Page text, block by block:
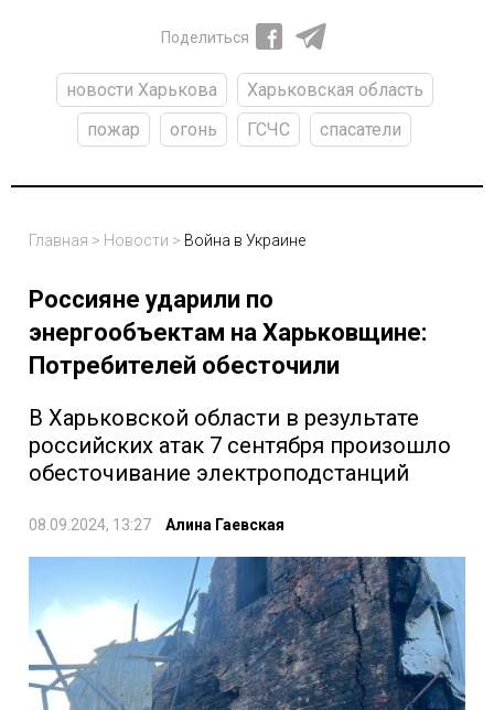
Поделиться
новости Харькова
Харьковская область
пожар
огонь ГСЧС спасатели
Главная > Новости > Война в Украине
Россияне ударили по
энергообъектам на Харьковщине:
Потребителей обесточили
В Харьковской области в результате
российских атак 7 сентября произошло
обесточивание электроподстанций
08.09.2024, 13:27 Алина Гаевская